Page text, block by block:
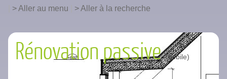
Rénovation passive
Aller au menu Aller à la recherche